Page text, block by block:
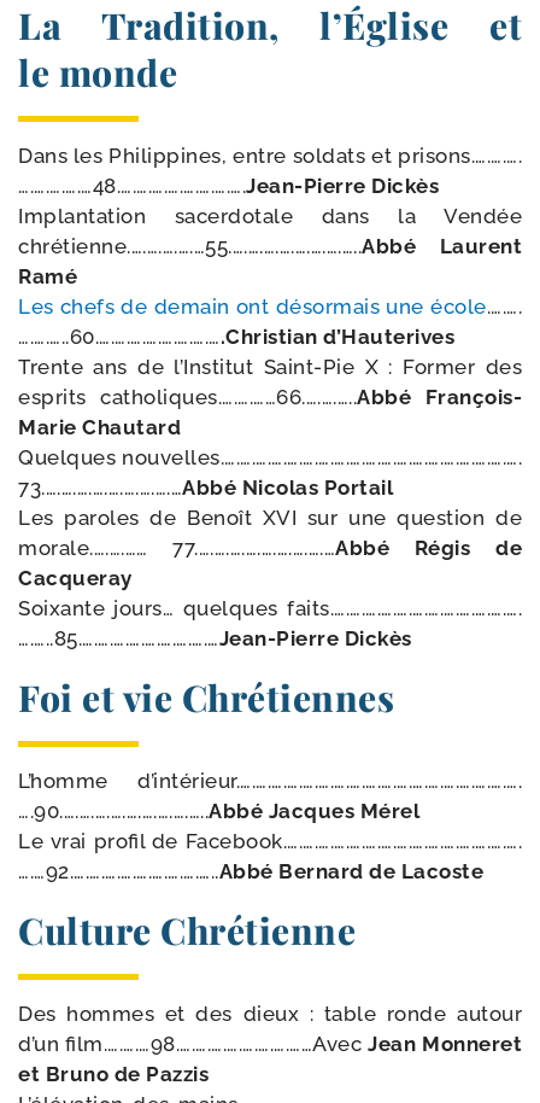
La Tradition, l’Église et
le monde
Dans les Philippines, entre sol­dats et prisons.….….….
….….….….…48.….….….….….….….….Jean-​Pierre Dickès
Implantation sacer­do­tale dans la Vendée
chrétienne.….….….….…55.….….….….….….….…..Abbé Laurent
Ramé
Les chefs de demain ont désor­mais une école.….….
….….…..60.….….….….….….….….Christian d’Hauterives
Trente ans de l’Institut Saint-​Pie X : Former des
esprits catholiques.….….……66.….….…..Abbé François-​
Marie Chautard
Quelques nou­velles.….….….….….….….….….….….….….….….….….….….
73.….….….….….….….….…Abbé Nicolas Portail
Les paroles de Benoît XVI sur une ques­tion de
morale.….….…… 77.….….….….….….….….…Abbé Régis de
Cacqueray
Soixante jours… quelques faits.….….….….….….….….….….….….
….…..85.….….….….….….….….…Jean-​Pierre Dickès
Foi et vie Chrétiennes
L’homme d’intérieur.….….….….….….….….….….….….….….….….….….
….90.….….….….….….….….…..Abbé Jacques Mérel
Le vrai pro­fil de Facebook.….….….….….….….….….….….….….….….
….…92.….….….….….….….….…..Abbé Bernard de Lacoste
Culture Chrétienne
Des hommes et des dieux : table ronde autour
d’un film.….….…98.….….….….….….….……Avec Jean Monneret
et Bruno de Pazzis